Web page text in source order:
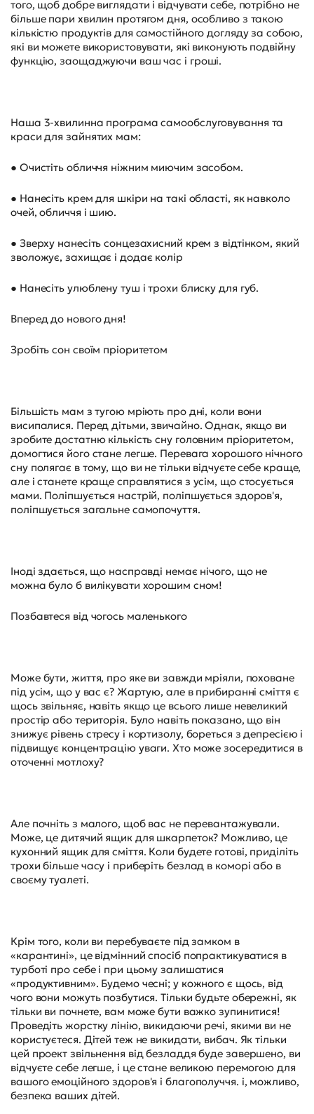
того, щоб добре виглядати і відчувати себе, потрібно не
більше пари хвилин протягом дня, особливо з такою
кількістю продуктів для самостійного догляду за собою,
які ви можете використовувати, які виконують подвійну
функцію, заощаджуючи ваш час і гроші.
Наша 3-хвилинна програма самообслуговування та
краси для зайнятих мам:
● Очистіть обличчя ніжним миючим засобом.
● Нанесіть крем для шкіри на такі області, як навколо
очей, обличчя і шию.
● Зверху нанесіть сонцезахисний крем з відтінком, який
зволожує, захищає і додає колір
● Нанесіть улюблену туш і трохи блиску для губ.
Вперед до нового дня!
Зробіть сон своїм пріоритетом
Більшість мам з тугою мріють про дні, коли вони
висипалися. Перед дітьми, звичайно. Однак, якщо ви
зробите достатню кількість сну головним пріоритетом,
домогтися його стане легше. Перевага хорошого нічного
сну полягає в тому, що ви не тільки відчуєте себе краще,
але і станете краще справлятися з усім, що стосується
мами. Поліпшується настрій, поліпшується здоров'я,
поліпшується загальне самопочуття.
Іноді здається, що насправді немає нічого, що не
можна було б вилікувати хорошим сном!
Позбавтеся від чогось маленького
Може бути, життя, про яке ви завжди мріяли, поховане
під усім, що у вас є? Жартую, але в прибиранні сміття є
щось звільняє, навіть якщо це всього лише невеликий
простір або територія. Було навіть показано, що він
знижує рівень стресу і кортизолу, бореться з депресією і
підвищує концентрацію уваги. Хто може зосередитися в
оточенні мотлоху?
Але почніть з малого, щоб вас не перевантажували.
Може, це дитячий ящик для шкарпеток? Можливо, це
кухонний ящик для сміття. Коли будете готові, приділіть
трохи більше часу і приберіть безлад в коморі або в
своєму туалеті.
Крім того, коли ви перебуваєте під замком в
«карантині», це відмінний спосіб попрактикуватися в
турботі про себе і при цьому залишатися
«продуктивним». Будемо чесні; у кожного є щось, від
чого вони можуть позбутися. Тільки будьте обережні, як
тільки ви почнете, вам може бути важко зупинитися!
Проведіть жорстку лінію, викидаючи речі, якими ви не
користуєтеся. Дітей теж не викидати, вибач. Як тільки
цей проект звільнення від безладдя буде завершено, ви
відчуєте себе легше, і це стане великою перемогою для
вашого емоційного здоров'я і благополуччя. і, можливо,
безпека ваших дітей.